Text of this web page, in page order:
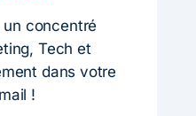
un concentré
Tech et
dans votre
!